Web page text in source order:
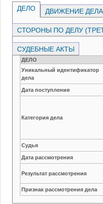
ДЕЛО ДВИЖЕНИЕ ДЕЛА
СТОРОНЫ ПО ДЕЛУ
СУДЕБНЫЕ АКТЫ
ДЕЛО
Уникальный идентификатор
дела
Дата поступления
Категория дела
Судья
Дата рассмотрения
Результат рассмотрения
Признак рассмотрения дела